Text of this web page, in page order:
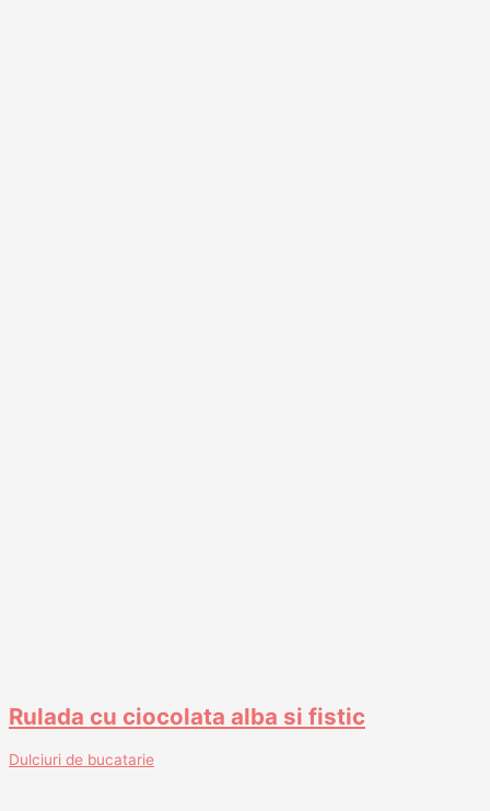
Rulada cu ciocolata alba si fistic
Dulciuri de bucatarie